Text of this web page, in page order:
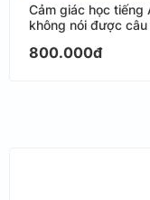
Cảm giác học tiếng
không nói được câu
800.000đ